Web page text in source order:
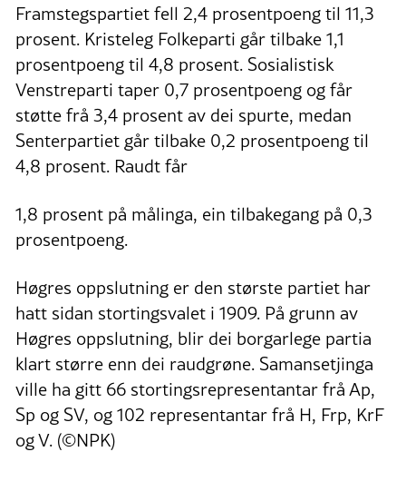
Framstegspartiet fell 2,4 prosentpoeng til 11,3
prosent. Kristeleg Folkeparti går tilbake 1,1
prosentpoeng til 4,8 prosent. Sosialistisk
Venstreparti taper 0,7 prosentpoeng og får
støtte frå 3,4 prosent av dei spurte, medan
Senterpartiet går tilbake 0,2 prosentpoeng til
4,8 prosent. Raudt får
1,8 prosent på målinga, ein tilbakegang på 0,3
prosentpoeng.
Høgres oppslutning er den største partiet har
hatt sidan stortingsvalet i 1909. På grunn av
Høgres oppslutning, blir dei borgarlege partia
klart større enn dei raudgrøne. Samansetjinga
ville ha gitt 66 stortingsrepresentantar frå Ap,
Sp og SV, og 102 representantar frå H, Frp, KrF
og V. (©NPK)